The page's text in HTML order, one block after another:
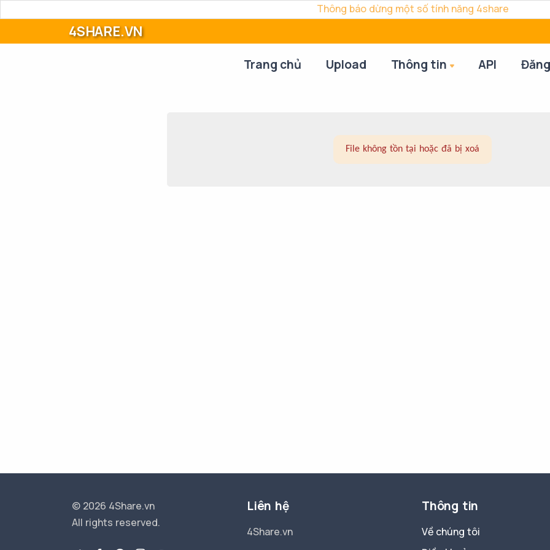
Thông báo dừng một số tính năng 4share
4SHARE.VN
Trang chủ Upload Thông tin API
File không tồn tại hoặc đã bị xoá
© 2026 4Share.vn
All rights reserved.
Liên hệ
4Share.vn
Thông tin
Về chúng tôi